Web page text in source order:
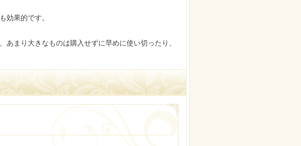
効果的です。
まり大きなものは購入せずに早めに使い切ったり、